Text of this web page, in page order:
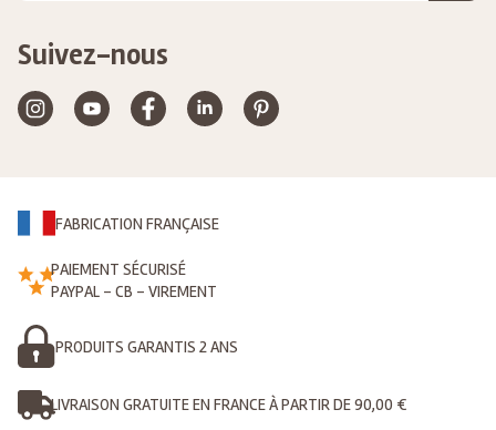
Suivez-nous
FABRICATION FRANÇAISE
PAIEMENT SÉCURISÉ
PAYPAL - CB - VIREMENT
PRODUITS GARANTIS 2 ANS
LIVRAISON GRATUITE EN FRANCE À PARTIR DE 90,00 €